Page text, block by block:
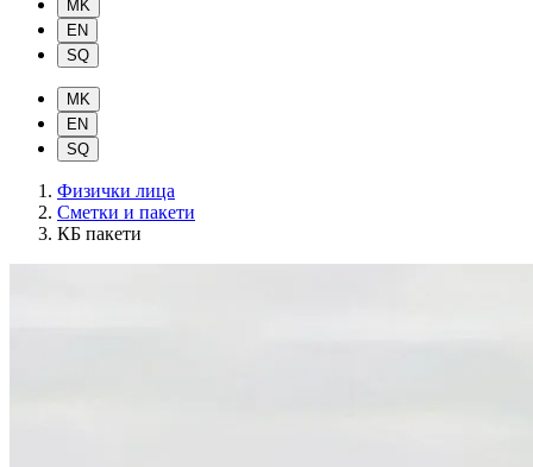
Физички лица
Сметки и пакети
КБ пакети